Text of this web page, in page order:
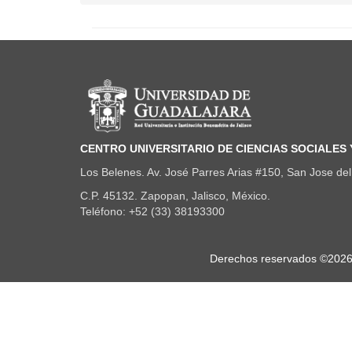
Información del portal
CENTRO UNIVERSITARIO DE CIENCIAS SOCIALES
Los Belenes. Av. José Parres Arias #150, San Jose del
C.P. 45132. Zapopan, Jalisco, México.
Teléfono: +52 (33) 38193300
Derechos reservados